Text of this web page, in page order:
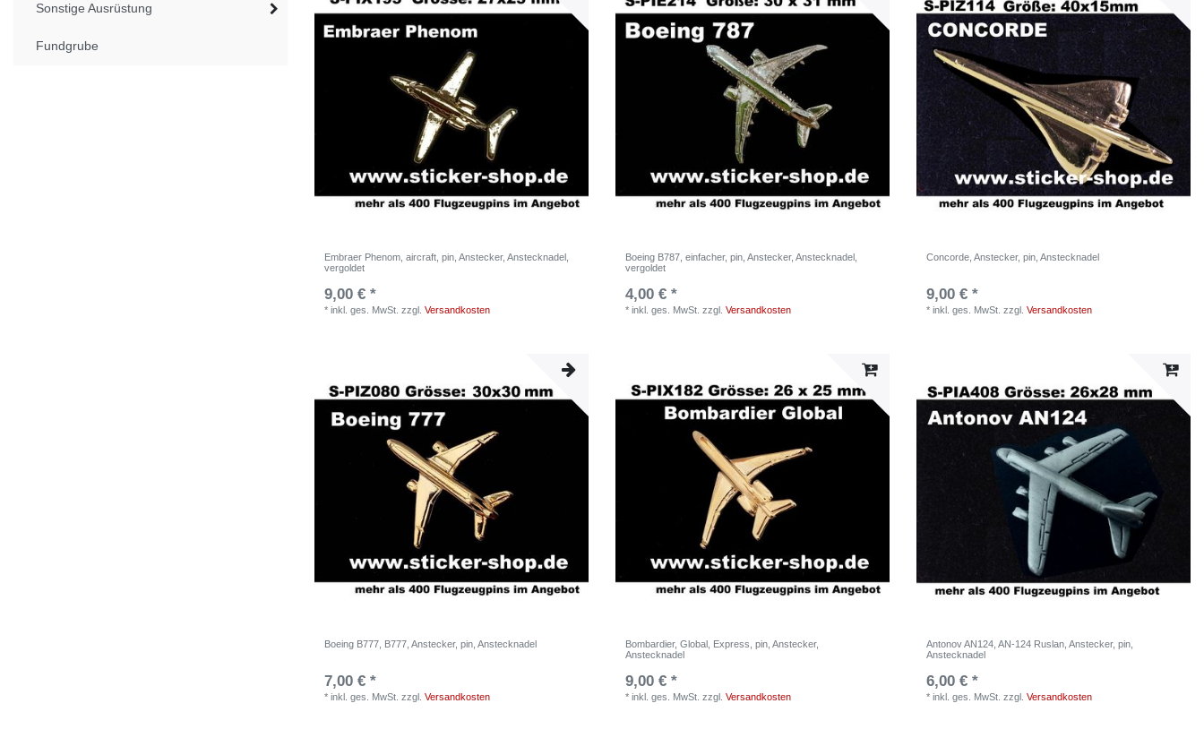
Sonstige Ausrüstung
Fundgrube
Embraer Phenom, aircraft, pin, Anstecker, Anstecknadel,
vergoldet
9,00 € *
*inkl. ges. MwSt. zzgl.Versandkosten
Boeing B787, einfacher, pin, Anstecker, Anstecknadel,
vergoldet
4,00 € *
*inkl. ges. MwSt. zzgl.Versandkosten
Concorde, Anstecker, pin, Anstecknadel
9,00 € *
*inkl. ges. MwSt. zzgl.Versandkosten
Boeing B777, B777, Anstecker, pin, Anstecknadel
7,00 € *
*inkl. ges. MwSt. zzgl.Versandkosten
Bombardier, Global, Express, pin, Anstecker,
Anstecknadel
9,00 € *
*inkl. ges. MwSt. zzgl.Versandkosten
Antonov AN124, AN-124 Ruslan, Anstecker, pin,
Anstecknadel
6,00 € *
*inkl. ges. MwSt. zzgl.Versandkosten